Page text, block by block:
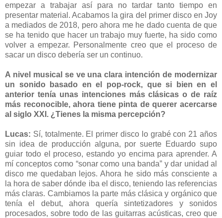
empezar a trabajar así para no tardar tanto tiempo en
presentar material. Acabamos la gira del primer disco en Joy
a mediados de 2018, pero ahora me he dado cuenta de que
se ha tenido que hacer un trabajo muy fuerte, ha sido como
volver a empezar. Personalmente creo que el proceso de
sacar un disco debería ser un continuo.
A nivel musical se ve una clara intención de modernizar
un sonido basado en el pop-rock, que si bien en el
anterior tenía unas intenciones más clásicas o de raíz
más reconocible, ahora tiene pinta de querer acercarse
al siglo XXI. ¿Tienes la misma percepción?
Lucas: Sí, totalmente. El primer disco lo grabé con 21 años
sin idea de producción alguna, por suerte Eduardo supo
guiar todo el proceso, estando yo encima para aprender. A
mí conceptos como “sonar como una banda” y dar unidad al
disco me quedaban lejos. Ahora he sido más consciente a
la hora de saber dónde iba el disco, teniendo las referencias
más claras. Cambiamos la parte más clásica y orgánico que
tenía el debut, ahora quería sintetizadores y sonidos
procesados, sobre todo de las guitarras acústicas, creo que